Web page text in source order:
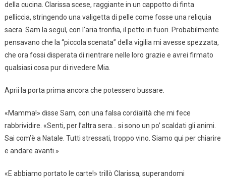
della cucina. Clarissa scese, raggiante in un cappotto di finta
pelliccia, stringendo una valigetta di pelle come fosse una reliquia
sacra. Sam la seguì, con l’aria tronfia, il petto in fuori. Probabilmente
pensavano che la “piccola scenata” della vigilia mi avesse spezzata,
che ora fossi disperata di rientrare nelle loro grazie e avrei firmato
qualsiasi cosa pur di rivedere Mia.
Aprii la porta prima ancora che potessero bussare.
«Mamma!» disse Sam, con una falsa cordialità che mi fece
rabbrividire. «Senti, per l’altra sera… si sono un po’ scaldati gli animi.
Sai com’è a Natale. Tutti stressati, troppo vino. Siamo qui per chiarire
e andare avanti.»
«E abbiamo portato le carte!» trillò Clarissa, superandomi